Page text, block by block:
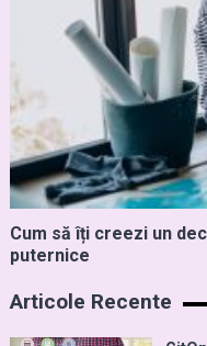
Cum să îți creezi un
puternice
Articole Recente